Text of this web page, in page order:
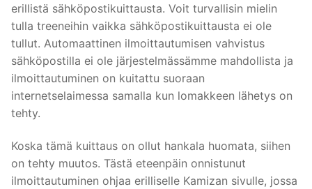
erillistä sähköpostikuittausta. Voit turvallisin mielin
tulla treeneihin vaikka sähköpostikuittausta ei ole
tullut. Automaattinen ilmoittautumisen vahvistus
sähköpostilla ei ole järjestelmässämme mahdollista ja
ilmoittautuminen on kuitattu suoraan
internetselaimessa samalla kun lomakkeen lähetys on
tehty.
Koska tämä kuittaus on ollut hankala huomata, siihen
on tehty muutos. Tästä eteenpäin onnistunut
ilmoittautuminen ohjaa erilliselle Kamizan sivulle, jossa